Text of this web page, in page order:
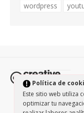
Política de
Este sitio web utiliza
optimizar tu
wordpress
protegidos por la
NonCommercial-